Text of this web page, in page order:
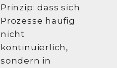
Prinzip: dass sich
Prozesse häufig
nicht
kontinuierlich,
sondern in